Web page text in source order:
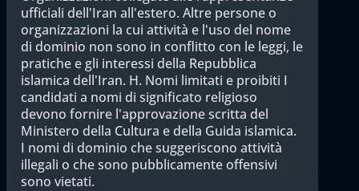
ufficiali dell'Iran all'estero. Altre persone o
organizzazioni la cui attività e l'uso del nome
di dominio non sono in conflitto con le leggi, le
pratiche e gli interessi della Repubblica
islamica dell'Iran. H. Nomi limitati e proibiti I
candidati a nomi di significato religioso
devono fornire l'approvazione scritta del
Ministero della Cultura e della Guida islamica.
I nomi di dominio che suggeriscono attività
illegali o che sono pubblicamente offensivi
sono vietati.